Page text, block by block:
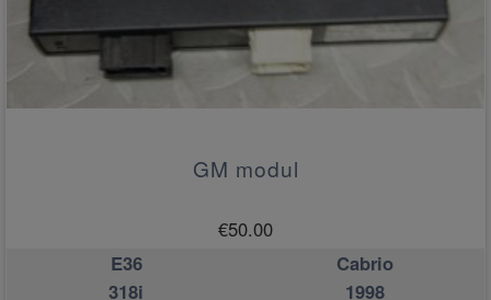
GM modul
€50.00
E36
Cabrio
318i
1998